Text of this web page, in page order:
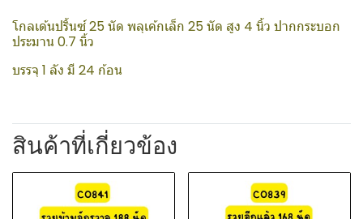
โกลเด้นปริ้นซ์ 25 นัด พลุเค้กเล็ก 25 นัด สูง 4 นิ้ว ปากกระบอก
ประมาน 0.7 นิ้ว
บรรจุ 1 ลัง มี 24 ก้อน
สินค้าที่เกี่ยวข้อง